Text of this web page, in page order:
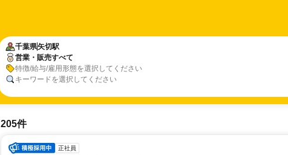
千葉県矢切駅
営業・販売すべて
特徴/給与/雇用形態を選択してください
キーワードを選択してください
205件
正社員